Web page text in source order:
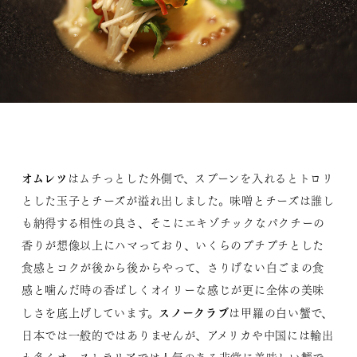
オムレツ はムチっとした外側で、スプーンを入れるとトロリ
とした玉子とチーズが溢れ出しました。味噌とチーズは誰し
も納得する相性の良さ、そこにエキゾチックなパクチーの
香りが想像以上にハマっており、いくらのプチプチとした
食感とコクが後から後からやって、さりげない白ごまの食
感と噛んだ時の香ばしくオイリーな感じが更に全体の美味
しさを底上げしています。 スノークラブは甲羅の白い蟹で、
日本では一般的ではありませんが、アメリカや中国には輸出